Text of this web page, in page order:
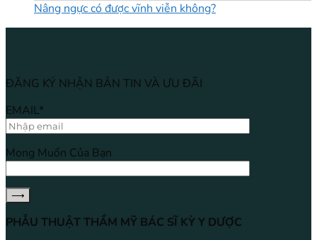
Nâng ngực có được vĩnh viễn không?
ĐĂNG KÝ NHẬN BẢN TIN VÀ ƯU ĐÃI
EMAIL*
Mong Muốn Của Bạn
PHẪU THUẬT THẨM MỸ BÁC SĨ KỲ Y DƯỢC